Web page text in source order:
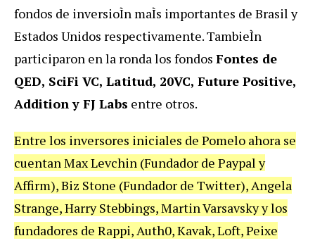
fondos de inversioÌn maÌs importantes de Brasil y
Estados Unidos respectivamente. TambieÌn
participaron en la ronda los fondos Fontes de
QED, SciFi VC, Latitud, 20VC, Future Positive,
Addition y FJ Labs entre otros.
Entre los inversores iniciales de Pomelo ahora se
cuentan Max Levchin (Fundador de Paypal y
Affirm), Biz Stone (Fundador de Twitter), Angela
Strange, Harry Stebbings, Martin Varsavsky y los
fundadores de Rappi, Auth0, Kavak, Loft, Peixe